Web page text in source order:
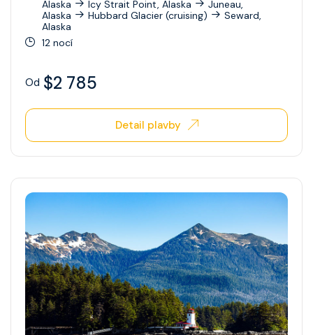
Alaska
Icy Strait Point, Alaska
Juneau,
Alaska
Hubbard Glacier (cruising)
Seward,
Alaska
12 nocí
Od $2 785
Detail plavby